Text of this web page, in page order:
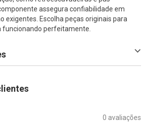
assegura confiabilidade em
exigentes. Escolha peças originais para
perfeitamente.
0 avaliações